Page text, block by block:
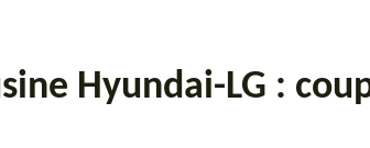
Hyundai-LG :